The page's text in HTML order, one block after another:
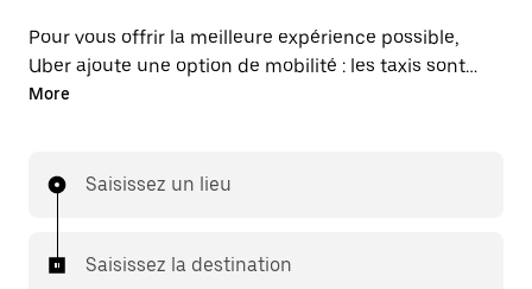
Pour vous offrir la meilleure expérience possible,
Uber ajoute une option de mobilité : les taxis sont
maintenant disponibles dans l'application. Uber Taxi :
More
Saisissez un lieu
Saisissez la destination